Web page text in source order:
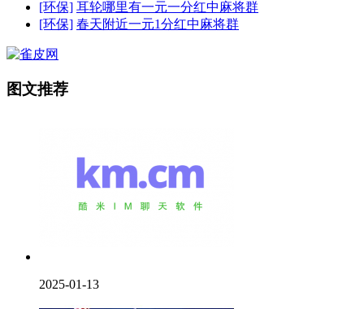
[环保] 耳轮哪里有一元一分红中麻将群
[环保] 春天附近一元1分红中麻将群
图文推荐
2025-01-13